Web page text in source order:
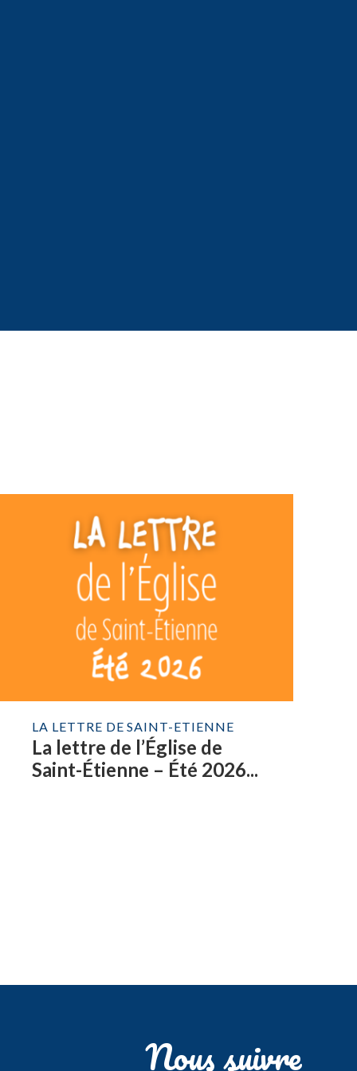
LA LETTRE DE SAINT-ETIENNE
La lettre de l’Église de
Saint-Étienne – Été 2026...
Nous suivre